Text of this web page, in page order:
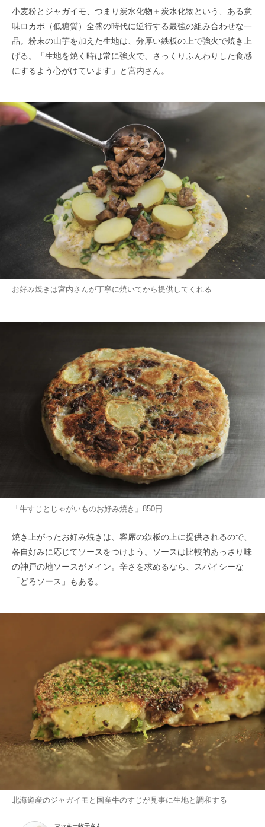
小麦粉とジャガイモ、つまり炭水化物＋炭水化物という、ある意
味ロカボ（低糖質）全盛の時代に逆行する最強の組み合わせな一
品。粉末の山芋を加えた生地は、分厚い鉄板の上で強火で焼き上
げる。「生地を焼く時は常に強火で、さっくりふんわりした食感
にするよう心がけています」と宮内さん。
お好み焼きは宮内さんが丁寧に焼いてから提供してくれる
「牛すじとじゃがいものお好み焼き」850円
焼き上がったお好み焼きは、客席の鉄板の上に提供されるので、
各自好みに応じてソースをつけよう。ソースは比較的あっさり味
の神戸の地ソースがメイン。辛さを求めるなら、スパイシーな
「どろソース」もある。
北海道産のジャガイモと国産牛のすじが見事に生地と調和する